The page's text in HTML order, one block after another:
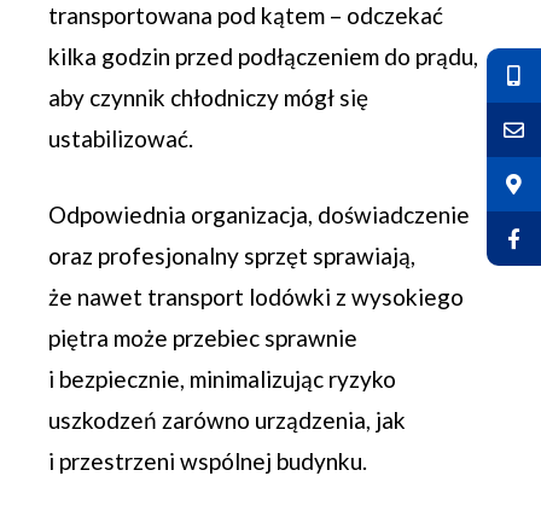
transportowana pod kątem – odczekać
kilka godzin przed podłączeniem do prądu,
aby czynnik chłodniczy mógł się
ustabilizować.
Odpowiednia organizacja, doświadczenie
oraz profesjonalny sprzęt sprawiają,
że nawet transport lodówki z wysokiego
piętra może przebiec sprawnie
i bezpiecznie, minimalizując ryzyko
uszkodzeń zarówno urządzenia, jak
i przestrzeni wspólnej budynku.